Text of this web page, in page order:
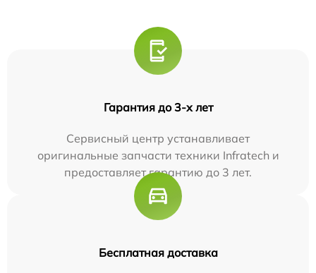
Гарантия до 3-х лет
Сервисный центр устанавливает
оригинальные запчасти техники Infratech и
предоставляет гарантию до 3 лет.
Бесплатная доставка